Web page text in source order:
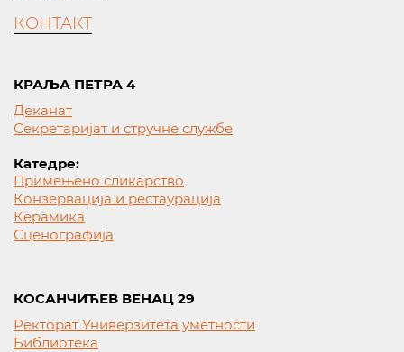
КОНТАКТ
КРАЉА ПЕТРА 4
Деканат
Секретаријат и стручне службе
Катедре:
Примењено сликарство
Конзервација и рестаурација
Керамика
Сценографија
КОСАНЧИЋЕВ ВЕНАЦ 29
Ректорат Универзитета уметности
Библиотека